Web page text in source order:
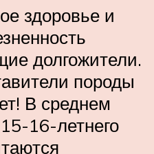
здоровье и
долгожители.
породы
В среднем
16-летнего